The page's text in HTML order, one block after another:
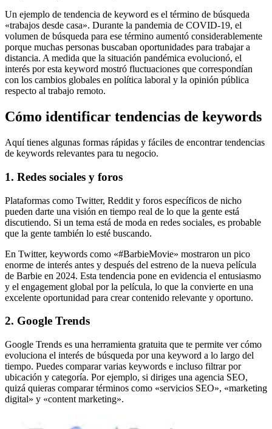
Un ejemplo de tendencia de keyword es el término de búsqueda
«trabajos desde casa». Durante la pandemia de COVID-19, el
volumen de búsqueda para ese término aumentó considerablemente
porque muchas personas buscaban oportunidades para trabajar a
distancia. A medida que la situación pandémica evolucionó, el
interés por esta keyword mostró fluctuaciones que correspondían
con los cambios globales en política laboral y la opinión pública
respecto al trabajo remoto.
Cómo identificar tendencias de keywords
Aquí tienes algunas formas rápidas y fáciles de encontrar tendencias
de keywords relevantes para tu negocio.
1. Redes sociales y foros
Plataformas como Twitter, Reddit y foros específicos de nicho
pueden darte una visión en tiempo real de lo que la gente está
discutiendo. Si un tema está de moda en redes sociales, es probable
que la gente también lo esté buscando.
En Twitter, keywords como «#BarbieMovie» mostraron un pico
enorme de interés antes y después del estreno de la nueva película
de Barbie en 2024. Esta tendencia pone en evidencia el entusiasmo
y el engagement global por la película, lo que la convierte en una
excelente oportunidad para crear contenido relevante y oportuno.
2. Google Trends
Google Trends es una herramienta gratuita que te permite ver cómo
evoluciona el interés de búsqueda por una keyword a lo largo del
tiempo. Puedes comparar varias keywords e incluso filtrar por
ubicación y categoría. Por ejemplo, si diriges una agencia SEO,
quizá quieras comparar términos como «servicios SEO», «marketing
digital» y «content marketing».